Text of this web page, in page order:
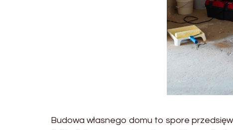
Budowa własnego domu to spore